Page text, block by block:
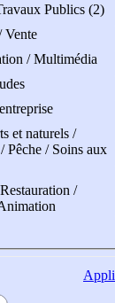
Publics (2)
Vente
/ Multimédia
et naturels /
Pêche / Soins aux
/